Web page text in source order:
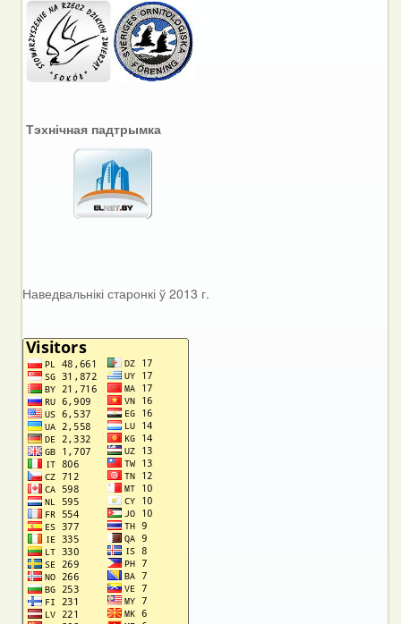
Тэхнічная падтрымка
Наведвальнікі старонкі ў 2013 г.